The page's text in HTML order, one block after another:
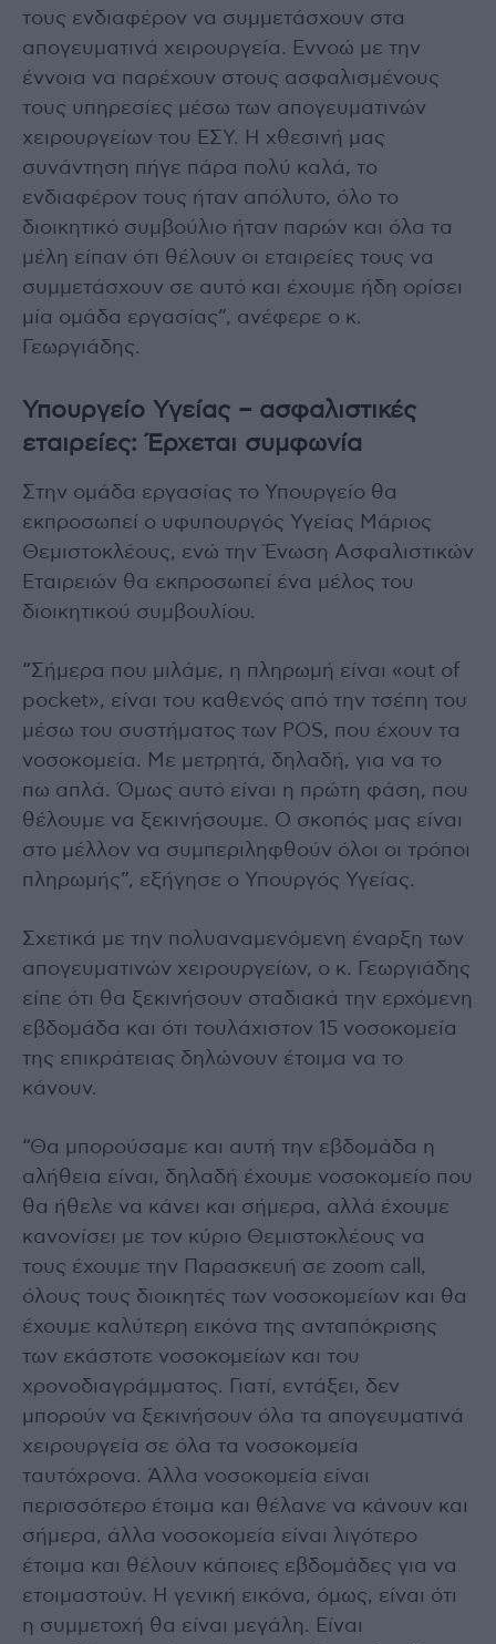
τους ενδιαφέρον να συμμετάσχουν στα
απογευματινά χειρουργεία. Εννοώ με την
έννοια να παρέχουν στους ασφαλισμένους
τους υπηρεσίες μέσω των απογευματινών
χειρουργείων του ΕΣΥ. Η χθεσινή μας
συνάντηση πήγε πάρα πολύ καλά, το
ενδιαφέρον τους ήταν απόλυτο, όλο το
διοικητικό συμβούλιο ήταν παρών και όλα τα
μέλη είπαν ότι θέλουν οι εταιρείες τους να
συμμετάσχουν σε αυτό και έχουμε ήδη ορίσει
μία ομάδα εργασίας”, ανέφερε ο κ.
Γεωργιάδης.
Υπουργείο Υγείας – ασφαλιστικές
εταιρείες: Έρχεται συμφωνία
Στην ομάδα εργασίας το Υπουργείο θα
εκπροσωπεί ο υφυπουργός Υγείας Μάριος
Θεμιστοκλέους, ενώ την Ένωση Ασφαλιστικών
Εταιρειών θα εκπροσωπεί ένα μέλος του
διοικητικού συμβουλίου.
“Σήμερα που μιλάμε, η πληρωμή είναι «out of
pocket», είναι του καθενός από την τσέπη του
μέσω του συστήματος των POS, που έχουν τα
νοσοκομεία. Με μετρητά, δηλαδή, για να το
πω απλά. Όμως αυτό είναι η πρώτη φάση, που
θέλουμε να ξεκινήσουμε. Ο σκοπός μας είναι
στο μέλλον να συμπεριληφθούν όλοι οι τρόποι
πληρωμής”, εξήγησε ο Υπουργός Υγείας.
Σχετικά με την πολυαναμενόμενη έναρξη των
απογευματινών χειρουργείων, ο κ. Γεωργιάδης
είπε ότι θα ξεκινήσουν σταδιακά την ερχόμενη
εβδομάδα και ότι τουλάχιστον 15 νοσοκομεία
της επικράτειας δηλώνουν έτοιμα να το
κάνουν.
“Θα μπορούσαμε και αυτή την εβδομάδα η
αλήθεια είναι, δηλαδή έχουμε νοσοκομείο που
θα ήθελε να κάνει και σήμερα, αλλά έχουμε
κανονίσει με τον κύριο Θεμιστοκλέους να
τους έχουμε την Παρασκευή σε zoom call,
όλους τους διοικητές των νοσοκομείων και θα
έχουμε καλύτερη εικόνα της ανταπόκρισης
των εκάστοτε νοσοκομείων και του
χρονοδιαγράμματος. Γιατί, εντάξει, δεν
μπορούν να ξεκινήσουν όλα τα απογευματινά
χειρουργεία σε όλα τα νοσοκομεία
ταυτόχρονα. Άλλα νοσοκομεία είναι
περισσότερο έτοιμα και θέλανε να κάνουν και
σήμερα, άλλα νοσοκομεία είναι λιγότερο
έτοιμα και θέλουν κάποιες εβδομάδες για να
ετοιμαστούν. Η γενική εικόνα, όμως, είναι ότι
η συμμετοχή θα είναι μεγάλη. Είναι